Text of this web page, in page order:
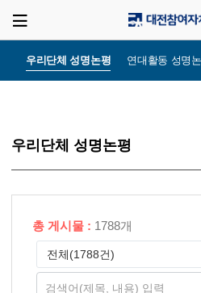
우리단체 성명논평 연대활동 성명
우리단체 성명논평
총 게시물 : 1788개
전체(1788건)